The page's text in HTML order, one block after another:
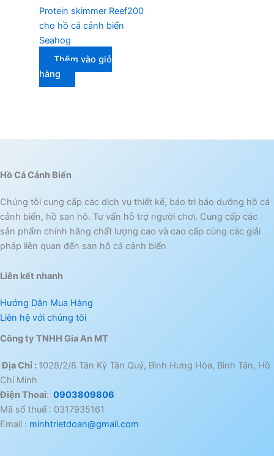
Protein skimmer Reef200
cho hồ cá cảnh biển
Seahog
Thêm vào giỏ
hàng
Hồ Cá Cảnh Biển
Chúng tôi cung cấp các dịch vụ thiết kế, bảo trì bảo dưỡng hồ cá
cảnh biển, hồ san hô. Tư vấn hỗ trợ người chơi. Cung cấp các
sản phẩm chính hãng chất lượng cao và cao cấp cùng các giải
pháp liên quan đến san hô cá cảnh biển
Liên kết nhanh
Hướng Dẫn Mua Hàng
Liên hệ với chúng tôi
Công ty TNHH Gia An MT
Địa Chỉ : 1028/2/8 Tân Kỳ Tân Quý, Bình Hưng Hòa, Bình Tân, Hồ
Chí Minh
Điện Thoai: 0903809806
Mã số thuế : 0317935161
Email : minhtrietdoan@gmail.com